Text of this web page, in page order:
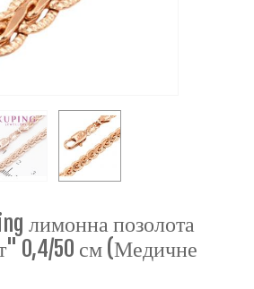
лимонна позолота
0,4/50 см (Медичне